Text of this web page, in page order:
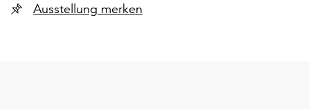
Ausstellung merken